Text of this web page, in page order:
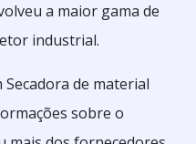
a maior gama de
industrial.
de material
sobre o